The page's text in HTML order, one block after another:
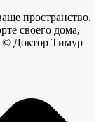
пространство.
своего дома,
© Доктор Тимур